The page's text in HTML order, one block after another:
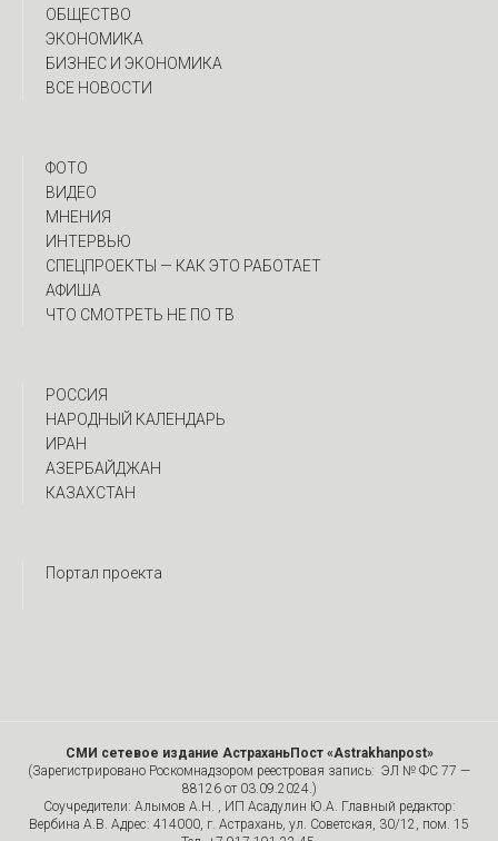
ОБЩЕСТВО
ЭКОНОМИКА
БИЗНЕС И ЭКОНОМИКА
ВСЕ НОВОСТИ
ФОТО
ВИДЕО
МНЕНИЯ
ИНТЕРВЬЮ
CПЕЦПРОЕКТЫ — КАК ЭТО РАБОТАЕТ
АФИША
ЧТО СМОТРЕТЬ НЕ ПО ТВ
РОССИЯ
НАРОДНЫЙ КАЛЕНДАРЬ
ИРАН
АЗЕРБАЙДЖАН
КАЗАХСТАН
Портал проекта
СМИ сетевое издание АстраханьПост «Astrakhanpost»
(Зарегистрировано Роскомнадзором реестровая запись: ЭЛ № ФС 77 —
88126 от 03.09.2024.)
Соучредители: Алымов А.Н. , ИП Асадулин Ю.А. Главный редактор:
Вербина А.В. Адрес: 414000, г. Астрахань, ул. Советская, 30/12, пом. 15